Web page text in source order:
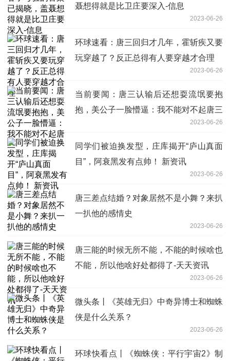
聂想得就是比卫庄要深入-信息
2023-06-26
环球速看：唐三回归才几年，霍斩疾又要
玩穿越了？反正总得有人要穿越才合理
2023-06-26
当前要闻：唐三认输后还想耍流氓要抱
抱，美公子一脸懵逼：我不能对不起唐三
2023-06-26
同学们被迫换发型，庄库揭开“庐山真面
目”，阿衰黑发有点帅！ 新资讯
2023-06-26
唐三差点结婚？对象居然不是小舞？来扒
一扒他的感情史
2023-06-26
唐三能的时候无所不能，不能的时候啥也
不能，所以他啥好处都得了-天天资讯
2023-06-26
微头条丨《英雄无归》中奇异博士和蜘蛛
侠是什么关系？
2023-06-26
环球快看点丨《蜘蛛侠：平行宇宙2》制